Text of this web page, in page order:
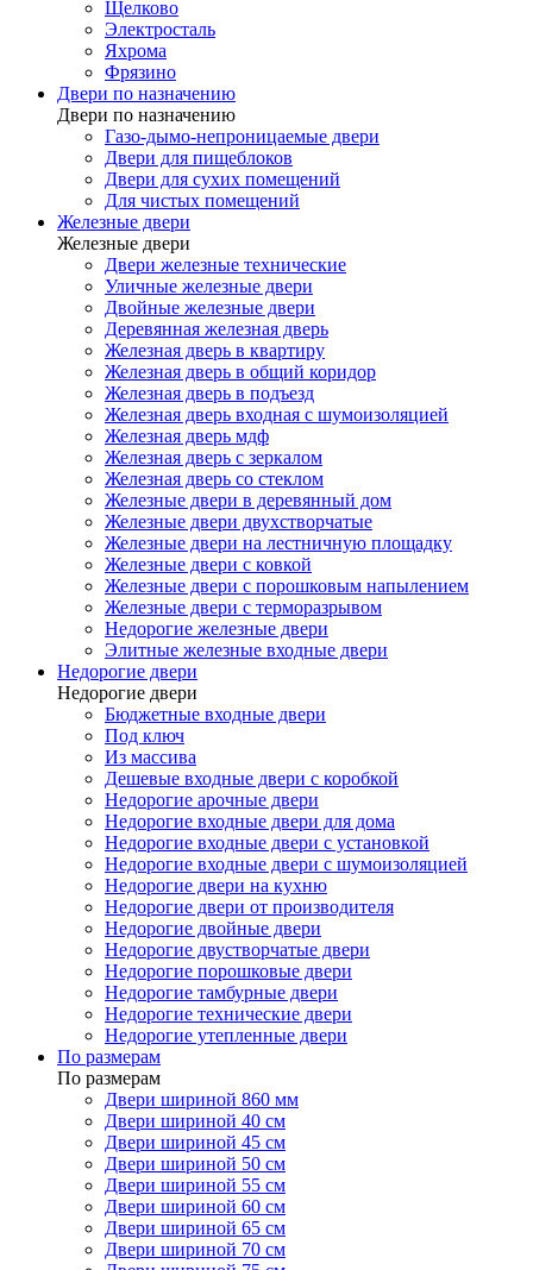
Щелково
Электросталь
Яхрома
Фрязино
Двери по назначению
Двери по назначению
Газо-дымо-непроницаемые двери
Двери для пищеблоков
Двери для сухих помещений
Для чистых помещений
Железные двери
Железные двери
Двери железные технические
Уличные железные двери
Двойные железные двери
Деревянная железная дверь
Железная дверь в квартиру
Железная дверь в общий коридор
Железная дверь в подъезд
Железная дверь входная с шумоизоляцией
Железная дверь мдф
Железная дверь с зеркалом
Железная дверь со стеклом
Железные двери в деревянный дом
Железные двери двухстворчатые
Железные двери на лестничную площадку
Железные двери с ковкой
Железные двери с порошковым напылением
Железные двери с терморазрывом
Недорогие железные двери
Элитные железные входные двери
Недорогие двери
Недорогие двери
Бюджетные входные двери
Под ключ
Из массива
Дешевые входные двери с коробкой
Недорогие арочные двери
Недорогие входные двери для дома
Недорогие входные двери с установкой
Недорогие входные двери с шумоизоляцией
Недорогие двери на кухню
Недорогие двери от производителя
Недорогие двойные двери
Недорогие двустворчатые двери
Недорогие порошковые двери
Недорогие тамбурные двери
Недорогие технические двери
Недорогие утепленные двери
По размерам
По размерам
Двери шириной 860 мм
Двери шириной 40 см
Двери шириной 45 см
Двери шириной 50 см
Двери шириной 55 см
Двери шириной 60 см
Двери шириной 65 см
Двери шириной 70 см